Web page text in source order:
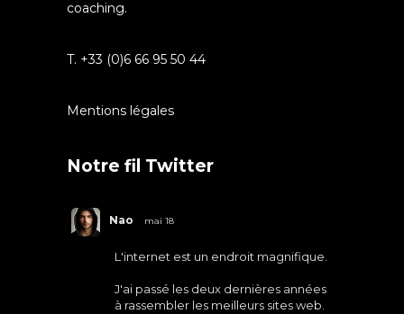
coaching.
T. +33 (0)6 66 95 50 44
Mentions légales
Notre fil Twitter
Nao mai 18
L'internet est un endroit magnifique.
J'ai passé les deux dernières années
à rassembler les meilleurs sites web.